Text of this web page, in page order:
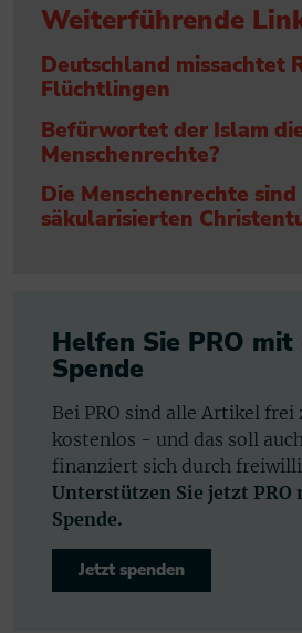
Weiterführende
Deutschland missachtet
Flüchtlingen
Befürwortet der Islam
Menschenrechte?
Die Menschenrechte
säkularisierten
Helfen Sie PRO mit
Spende
Bei PRO sind alle Artikel frei
kostenlos - und das soll
finanziert sich durch
Unterstützen Sie jetzt
Spende.
Jetzt spenden